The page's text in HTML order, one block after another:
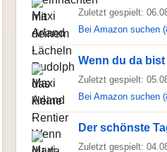
Zuletzt gespielt:
Bei Amazon suchen
Wenn du da
Zuletzt gespielt:
Bei Amazon suchen
Der schönste
Zuletzt gespielt: